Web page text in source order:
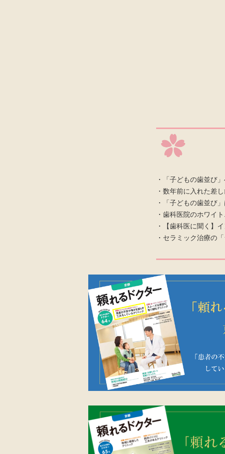
・「子どもの歯並び
・数年前に入れた差
・「子どもの歯並び
・歯科医院のホワイ
・【歯科医に聞く】
・セラミック治療の